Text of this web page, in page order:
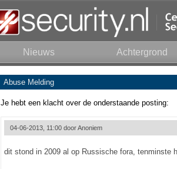
Nieuws Achtergrond
Abuse Melding
Je hebt een klacht over de onderstaande posting:
04-06-2013, 11:00 doorAnoniem
dit stond in 2009 al op Russische fora, tenminste